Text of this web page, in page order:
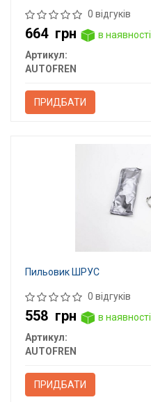
0 відгуків
664 грн
в наявності
Артикул:
AUTOFREN
ПРИДБАТИ
Пильовик ШРУС
0 відгуків
558 грн
в наявності
Артикул:
AUTOFREN
ПРИДБАТИ